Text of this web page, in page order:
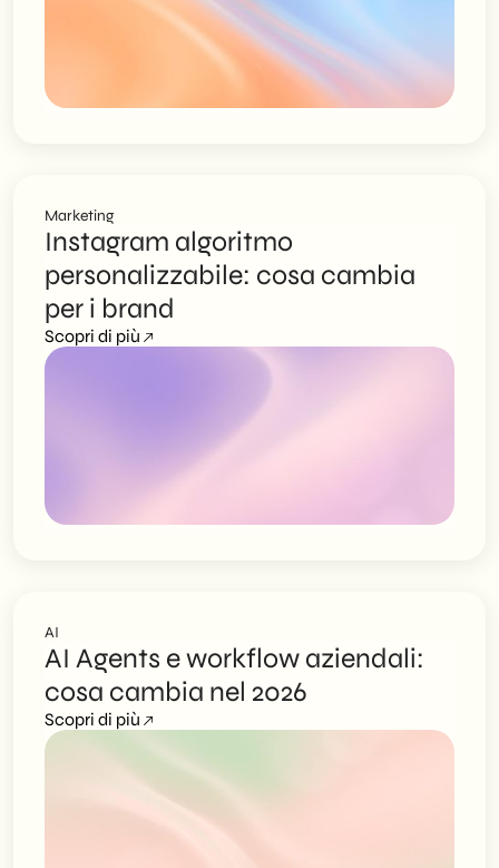
Marketing
Instagram algoritmo
personalizzabile: cosa cambia
per i brand
Scopri di più
AI
AI Agents e workflow aziendali:
cosa cambia nel 2026
Scopri di più